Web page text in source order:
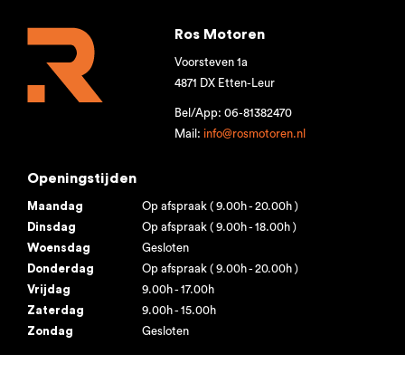
Ros Motoren
Voorsteven 1a
4871 DX Etten-Leur
Bel/App: 06-81382470
Mail:info@rosmotoren.nl
Openingstijden
Maandag
Op afspraak ( 9.00h - 20.00h )
Dinsdag
Op afspraak ( 9.00h - 18.00h )
Woensdag
Gesloten
Donderdag
Op afspraak ( 9.00h - 20.00h )
Vrijdag
9.00h - 17.00h
Zaterdag
9.00h - 15.00h
Zondag
Gesloten